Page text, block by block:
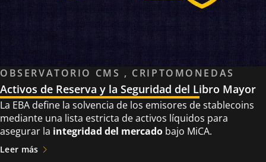
OBSERVATORIO CMS , CRIPTOMONEDAS
Activos de Reserva y la Seguridad del Libro Mayor
La EBA define la solvencia de los emisores de stablecoins
mediante una lista estricta de activos líquidos para
asegurar la integridad del mercado bajo MiCA.
Leer más